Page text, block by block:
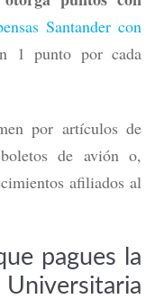
Santander con
1 punto por cada
por artículos de
de avión o,
afiliados al
pagues la
Universitaria